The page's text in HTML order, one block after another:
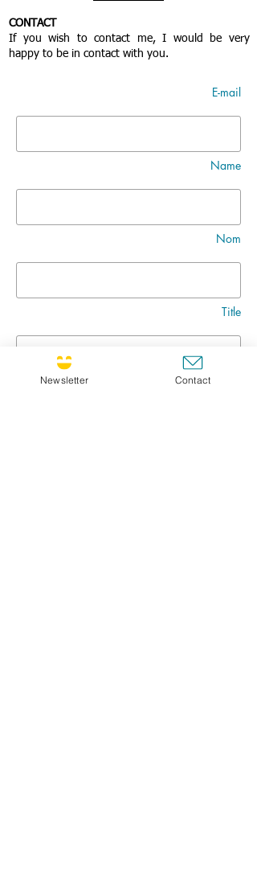
CONTACT
If you wish to contact me, I would be very
happy to be in contact with you.
E-mail
Name
Nom
Title
Message
Newsletter Contact